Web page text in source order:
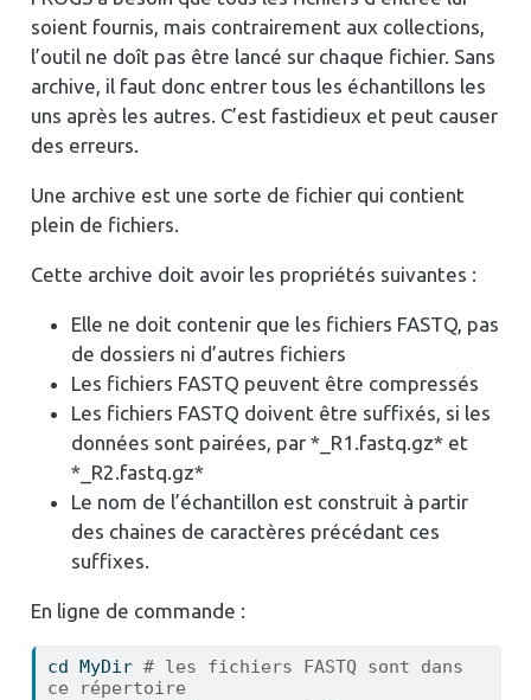
soient fournis, mais contrairement aux collections,
l’outil ne doît pas être lancé sur chaque fichier. Sans
archive, il faut donc entrer tous les échantillons les
uns après les autres. C’est fastidieux et peut causer
des erreurs.
Une archive est une sorte de fichier qui contient
plein de fichiers.
Cette archive doit avoir les propriétés suivantes :
Elle ne doit contenir que les fichiers FASTQ, pas
de dossiers ni d’autres fichiers
Les fichiers FASTQ peuvent être compressés
Les fichiers FASTQ doivent être suffixés, si les
données sont pairées, par *_R1.fastq.gz* et
*_R2.fastq.gz*
Le nom de l’échantillon est construit à partir
des chaines de caractères précédant ces
suffixes.
En ligne de commande :
cd MyDir # les fichiers FASTQ sont dans
ce répertoire